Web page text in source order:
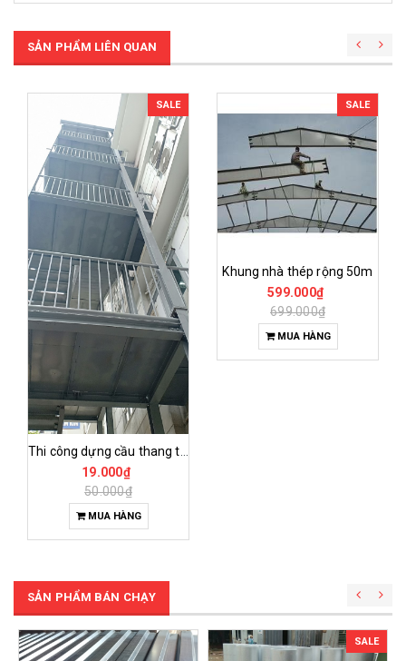
SẢN PHẨM LIÊN QUAN
SALE
19.000₫
50.000₫
MUA HÀNG
SALE
Khung nhà thép rộng 50m
599.000₫
699.000₫
MUA HÀNG
SẢN PHẨM BÁN CHẠY
SALE